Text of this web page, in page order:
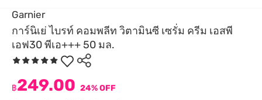
Garnier
การ์นิเย่ ไบรท์ คอมพลีท วิตามินซี เซรั่ม ครีม เอสพี
เอฟ30 พีเอ+++ 50 มล.
฿249.00 24% OFF